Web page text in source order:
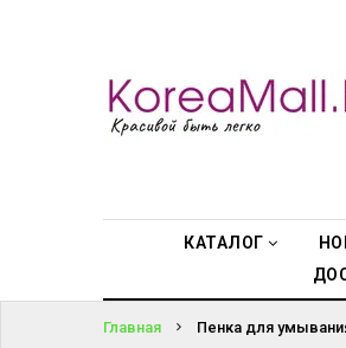
КАТАЛОГ
ВСЕ БРЕНДЫ
ВОЙТИ
Главная Пенка для